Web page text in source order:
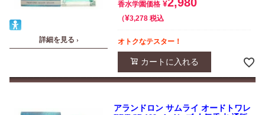
詳細を見る ›
香水学園価格 ¥2,980
¥3,278 税込
オトクなテスター！
カートに入れる
アランドロン サムライ オードトワレ